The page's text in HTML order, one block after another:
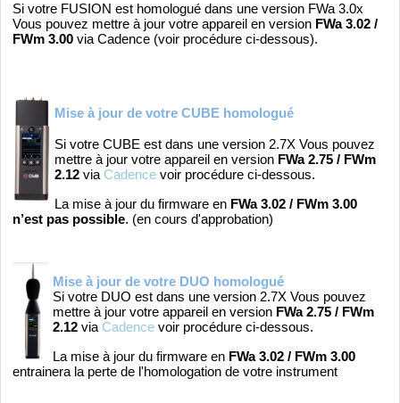
Si votre FUSION est homologué dans une version FWa 3.0x
Vous pouvez mettre à jour votre appareil en version FWa 3.02 /
FWm 3.00 via Cadence (voir procédure ci-dessous).
Mise à jour de votre CUBE homologué
Si votre CUBE est dans une version 2.7X Vous pouvez
mettre à jour votre appareil en version FWa 2.75 / FWm
2.12 via Cadence voir procédure ci-dessous.
La mise à jour du firmware en FWa 3.02 / FWm 3.00
n’est pas possible. (en cours d'approbation)
Mise à jour de votre DUO homologué
Si votre DUO est dans une version 2.7X Vous pouvez
mettre à jour votre appareil en version FWa 2.75 / FWm
2.12 via Cadence voir procédure ci-dessous.
La mise à jour du firmware en FWa 3.02 / FWm 3.00
entrainera la perte de l'homologation de votre instrument